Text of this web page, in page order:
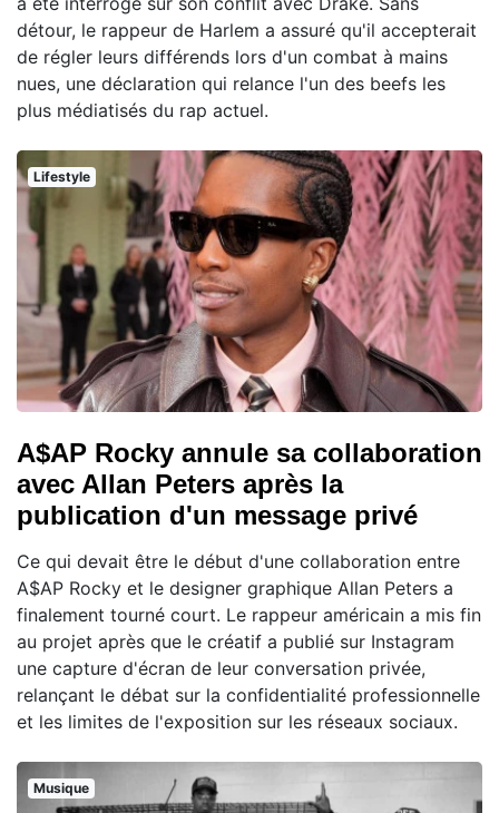
détour, le rappeur de Harlem a assuré qu'il accepterait
de régler leurs différends lors d'un combat à mains
nues, une déclaration qui relance l'un des beefs les
plus médiatisés du rap actuel.
Lifestyle
A$AP Rocky annule sa collaboration
avec Allan Peters après la
publication d'un message privé
Ce qui devait être le début d'une collaboration entre
A$AP Rocky et le designer graphique Allan Peters a
finalement tourné court. Le rappeur américain a mis fin
au projet après que le créatif a publié sur Instagram
une capture d'écran de leur conversation privée,
relançant le débat sur la confidentialité professionnelle
et les limites de l'exposition sur les réseaux sociaux.
Musique